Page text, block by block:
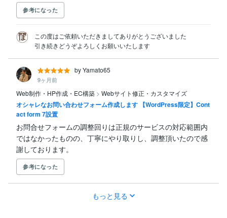
参考になった
この度はご依頼いただきましてありがとうございました
引き続きどうぞよろしくお願いいたします
by Yamato65
9ヶ月前
Web制作・HP作成・EC構築 > Webサイト修正・カスタマイズ
オシャレなお問い合わせフォーム作成します 【WordPress限定】Cont
act form 7設置
お問合せフォームの調整回りは正規のサービスの対応範囲内
ではなかったものの、丁寧にやり取りし、調整頂いたので感
謝しております。
参考になった
もっと見る